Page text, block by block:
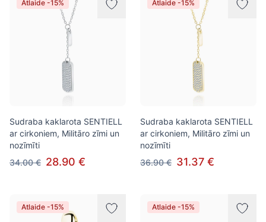
Atlaide -15%
Sudraba kaklarota SENTIELL
ar cirkoniem, Militāro zīmi un
nozīmīti
34.00 € 28.90 €
Atlaide -15%
Sudraba kaklarota SENTIELL
ar cirkoniem, Militāro zīmi un
nozīmīti
36.90 € 31.37 €
Atlaide -15% Atlaide -15%